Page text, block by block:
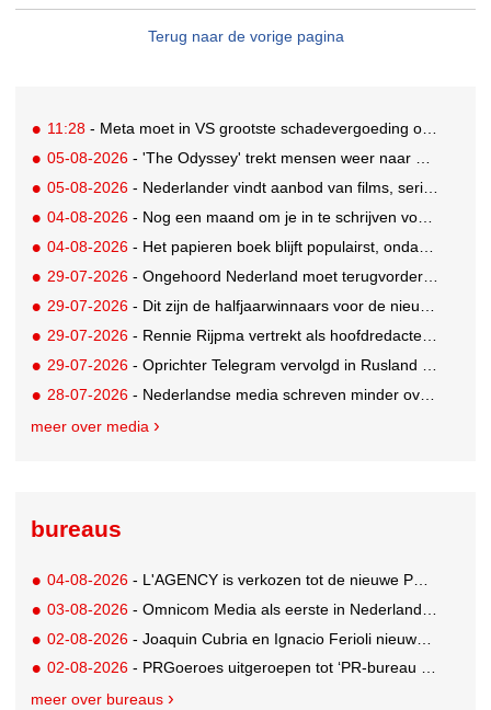
Terug naar de vorige pagina
11:28 - Meta moet in VS grootste schadevergoeding ooit betalen: 567 miljoen dollar
05-08-2026 - 'The Odyssey' trekt mensen weer naar de bioscoop
05-08-2026 - Nederlander vindt aanbod van films, series en sport vaak versnipperd
04-08-2026 - Nog een maand om je in te schrijven voor de Mercurs 2026
04-08-2026 - Het papieren boek blijft populairst, ondanks digitale alternatieven
29-07-2026 - Ongehoord Nederland moet terugvordering betalen aan Commissariaat voor de Media
29-07-2026 - Dit zijn de halfjaarwinnaars voor de nieuwe Ster Goede Loeki 2026
29-07-2026 - Rennie Rijpma vertrekt als hoofdredacteur van het AD
29-07-2026 - Oprichter Telegram vervolgd in Rusland voor 'hulp aan terroristen'
28-07-2026 - Nederlandse media schreven minder over dit WK
meer over media
bureaus
04-08-2026 - L'AGENCY is verkozen tot de nieuwe PR-partner van KoRo
03-08-2026 - Omnicom Media als eerste in Nederland actief met advertenties in ChatGPT
02-08-2026 - Joaquin Cubria en Ignacio Ferioli nieuwe Global CCO’s GUT, Renata Neumann Global Head of Production
02-08-2026 - PRGoeroes uitgeroepen tot ‘PR-bureau van het jaar 2026’
meer over bureaus